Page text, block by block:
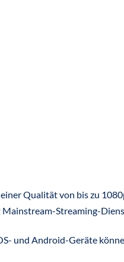
Qualität von bis zu
Streaming-
und Android-Geräte